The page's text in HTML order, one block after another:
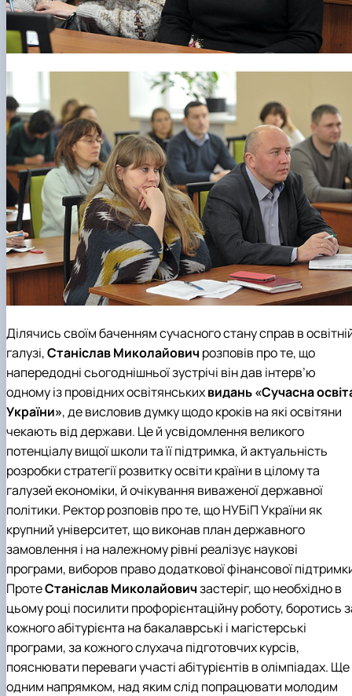
Ділячись своїм баченням сучасного стану справ в
галузі,Станіслав Миколайовичрозповів про те, що
напередодні сьогоднішньої зустрічі він дав інтерв’ю
одному із провідних освітянськихвидань «Сучасна
України», де висловив думку щодо кроків на які освітяни
чекають від держави. Це й усвідомлення великого
потенціалу вищої школи та її підтримка, й актуальність
розробки стратегії розвитку освіти країни в цілому та
галузей економіки, й очікування виваженої державної
політики. Ректор розповів про те, що НУБіП України як
крупний університет, що виконав план державного
замовлення і на належному рівні реалізує наукові
програми, виборов право додаткової фінансової
ПротеСтаніслав Миколайовичзастеріг, що необхідно в
цьому році посилити профорієнтаційну роботу, боротись
кожного абітурієнта на бакалаврські і магістерські
програми, за кожного слухача підготовчих курсів,
пояснювати переваги участі абітурієнтів в олімпіадах. Ще
одним напрямком, над яким слід попрацювати молодим